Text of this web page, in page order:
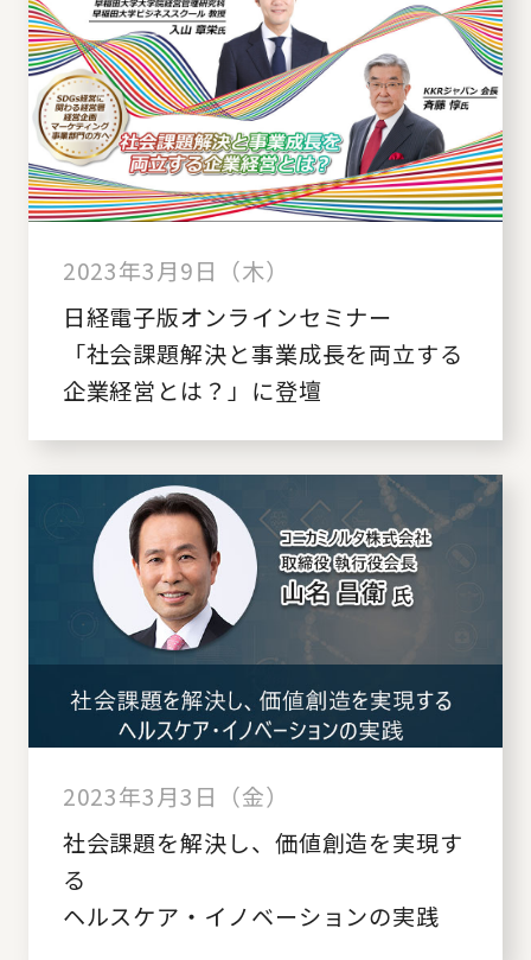
2023年3月9日（木）
日経電子版オンラインセミナー
「社会課題解決と事業成長を両立する
企業経営とは？」に登壇
2023年3月3日（金）
社会課題を解決し、価値創造を実現す
る
ヘルスケア・イノベーションの実践